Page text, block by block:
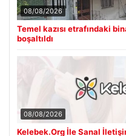
08/08/2026
Temel kazısı etrafındaki
boşaltıldı
08/08/2026
Kelebek.Org İle Sanal